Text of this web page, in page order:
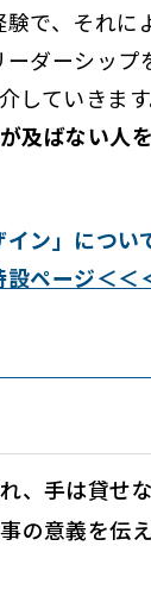
で、それに
ダーシップ
していきます
及ばない人
ン」につい
設ページ＜＜
れ、手は貸せ
の意義を伝